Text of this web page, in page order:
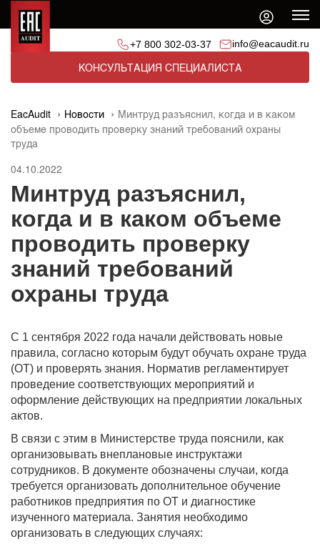
+7 800 302-03-37 info@eacaudit.ru
КОНСУЛЬТАЦИЯ СПЕЦИАЛИСТА
EacAudit Новости
Минтруд разъяснил, когда и в каком
объеме проводить проверку знаний требований охраны
труда
04.10.2022
Минтруд разъяснил,
когда и в каком объеме
проводить проверку
знаний требований
охраны труда
С 1 сентября 2022 года начали действовать новые
правила, согласно которым будут обучать охране труда
(ОТ) и проверять знания. Норматив регламентирует
проведение соответствующих мероприятий и
оформление действующих на предприятии локальных
актов.
В связи с этим в Министерстве труда пояснили, как
организовывать внеплановые инструктажи
сотрудников. В документе обозначены случаи, когда
требуется организовать дополнительное обучение
работников предприятия по ОТ и диагностике
изученного материала. Занятия необходимо
организовать в следующих случаях: